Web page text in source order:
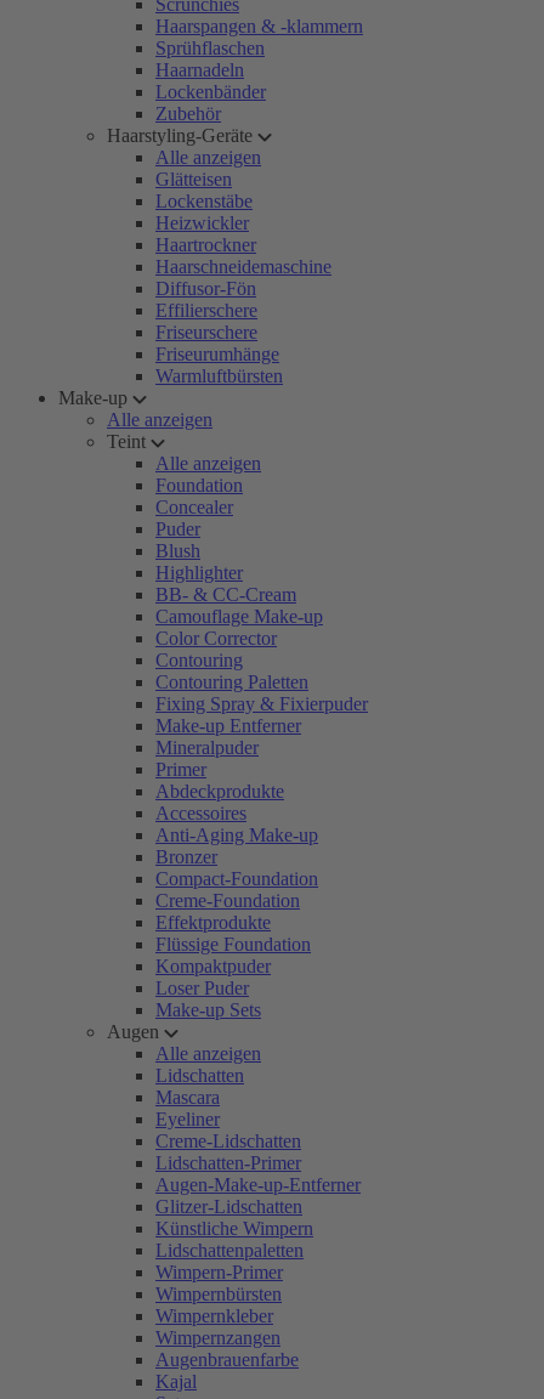
Scrunchies
Haarspangen & -klammern
Sprühflaschen
Haarnadeln
Lockenbänder
Zubehör
Haarstyling-Geräte
Alle anzeigen
Glätteisen
Lockenstäbe
Heizwickler
Haartrockner
Haarschneidemaschine
Diffusor-Fön
Effilierschere
Friseurschere
Friseurumhänge
Warmluftbürsten
Make-up
Alle anzeigen
Teint
Alle anzeigen
Foundation
Concealer
Puder
Blush
Highlighter
BB- & CC-Cream
Camouflage Make-up
Color Corrector
Contouring
Contouring Paletten
Fixing Spray & Fixierpuder
Make-up Entferner
Mineralpuder
Primer
Abdeckprodukte
Accessoires
Anti-Aging Make-up
Bronzer
Compact-Foundation
Creme-Foundation
Effektprodukte
Flüssige Foundation
Kompaktpuder
Loser Puder
Make-up Sets
Augen
Alle anzeigen
Lidschatten
Mascara
Eyeliner
Creme-Lidschatten
Lidschatten-Primer
Augen-Make-up-Entferner
Glitzer-Lidschatten
Künstliche Wimpern
Lidschattenpaletten
Wimpern-Primer
Wimpernbürsten
Wimpernkleber
Wimpernzangen
Augenbrauenfarbe
Kajal